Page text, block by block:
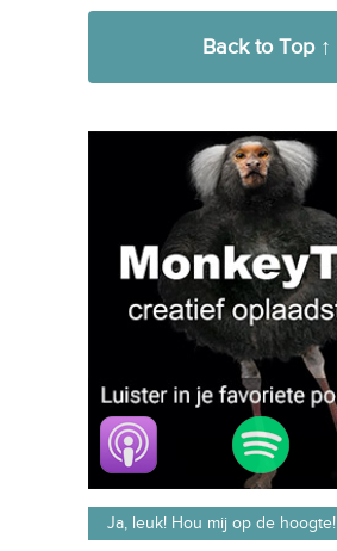
Back to Top ↑
Ja, leuk! Hou mij op de hoogte!